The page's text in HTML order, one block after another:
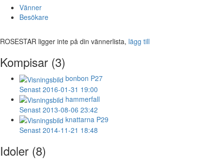
Vänner
Besökare
ROSESTAR ligger inte på din vännerlista, lägg till
Kompisar (3)
bonbon P27
Senast 2016-01-31 19:00
hammerfall
Senast 2013-08-06 23:42
knattarna P29
Senast 2014-11-21 18:48
Idoler (8)